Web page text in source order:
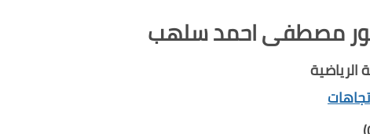
مصطفى احمد سلهب
الرياضية